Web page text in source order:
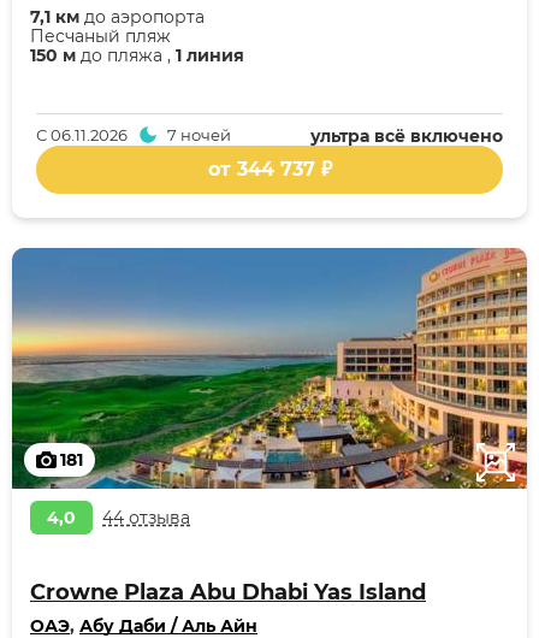
150 м до пляжа , 1 линия
Песчаный пляж
7,1 км до аэропорта
ультра всё включено
С06.11.2026 7 ночей
от 344 737 ₽
181
4,0 44 отзыва
Crowne Plaza Abu Dhabi Yas Island
ОАЭ, Абу Даби / Аль Айн